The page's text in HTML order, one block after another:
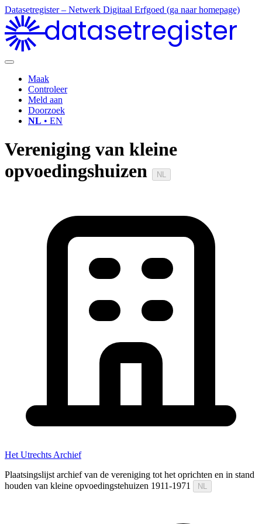
Datasetregister – Netwerk Digitaal Erfgoed (ga naar homepage)
datasetregister
Maak
Controleer
Meld aan
Doorzoek
NL • EN
Vereniging van kleine
opvoedingshuizen
NL
Het Utrechts Archief
Plaatsingslijst archief van de vereniging tot het oprichten en in stand
houden van kleine opvoedingstehuizen 1911-1971
NL